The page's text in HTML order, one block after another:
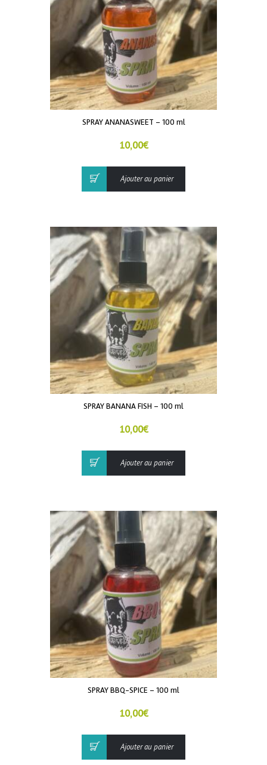
SPRAY ANANASWEET – 100 ml
10,00€
Ajouter au panier
SPRAY BANANA FISH – 100 ml
10,00€
Ajouter au panier
SPRAY BBQ-SPICE – 100 ml
10,00€
Ajouter au panier